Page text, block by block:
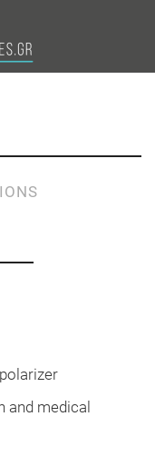
and medical